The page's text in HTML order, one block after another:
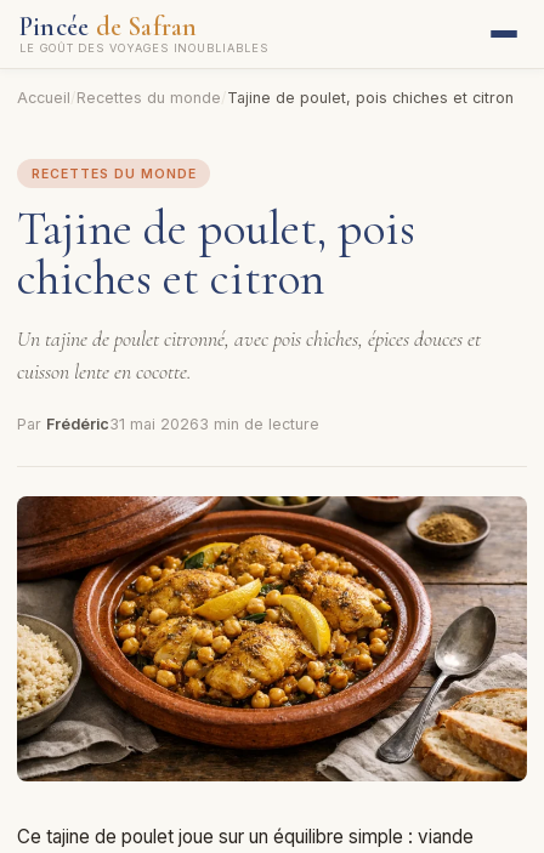
Pincée de Safran
LE GOÛT DES VOYAGES INOUBLIABLES
Accueil Recettes du monde Tajine de poulet, pois chiches et citron
RECETTES DU MONDE
Tajine de poulet, pois
chiches et citron
Un tajine de poulet citronné, avec pois chiches, épices douces et
cuisson lente en cocotte.
Par Frédéric31 mai 20263 min de lecture
Ce tajine de poulet joue sur un équilibre simple : viande